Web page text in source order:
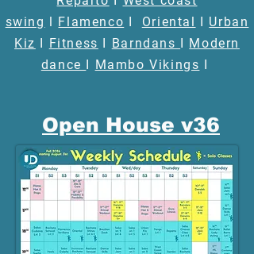
swing l Flamenco I Oriental I Urban
Kiz I Fitness I Barndans I Modern
dance I Mambo Vikings I
Open House v36